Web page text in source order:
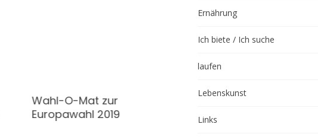
Wahl-O-Mat zur
Europawahl 2019
Ernährung
Ich biete / Ich suche
laufen
Lebenskunst
Links